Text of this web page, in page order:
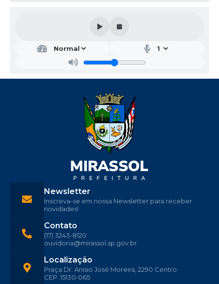
Localização
Praça Dr. Anisio José Moreira, 2290 Centro
CEP: 15130-065
Contato
(17) 3243-8120
ouvidoria@mirassol.sp.gov.br
Newsletter
Inscreva-se em nossa Newsletter para receber
novidades!